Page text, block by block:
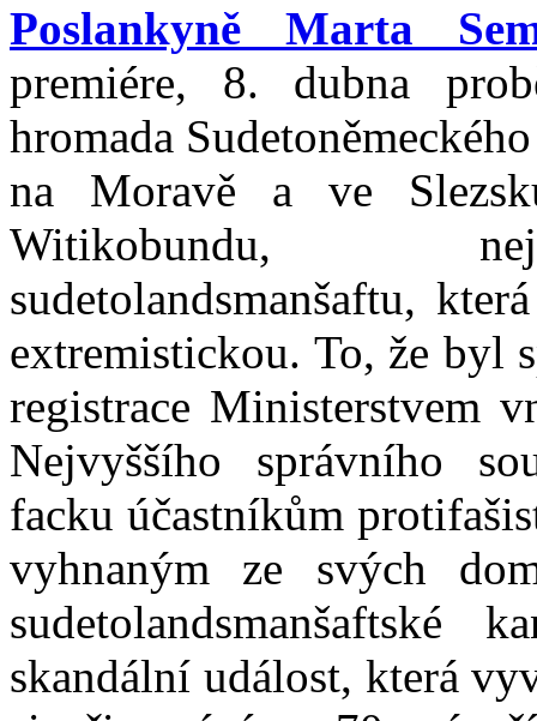
Poslankyně Marta
premiére, 8. dubna
hromada
na Moravě a ve
Witikobundu,
sudetolandsmanšaftu,
extremistickou. To, že byl
registrace Ministerstvem
Nejvyššího správního
facku účastníkům
vyhnaným ze svých
skandální událost, která